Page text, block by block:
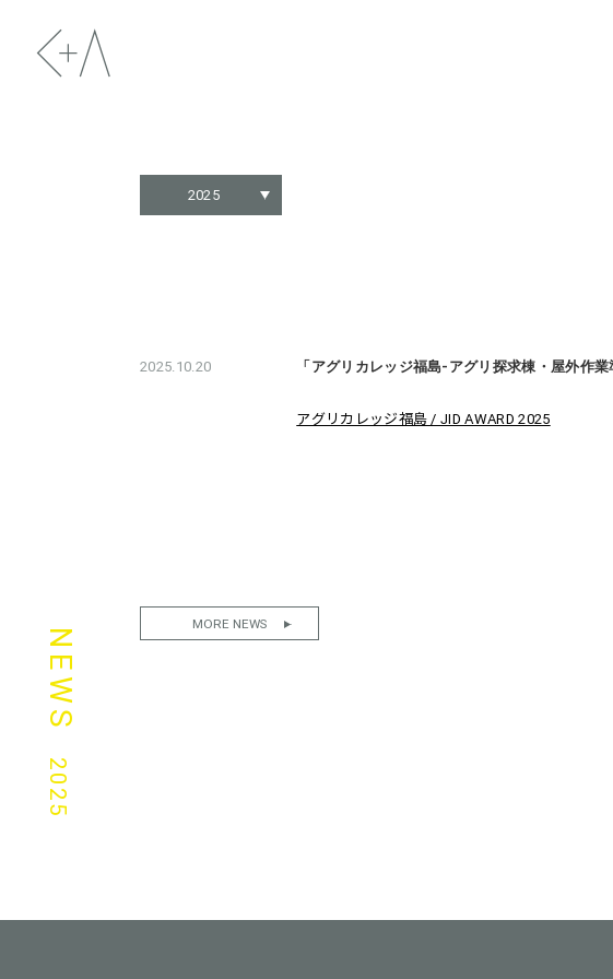
NEWS
2025
2025
2025.10.20 「アグリカレッジ福島-アグリ探求棟・屋外作
アグリカレッジ福島 / JID AWARD 2025
MORE NEWS